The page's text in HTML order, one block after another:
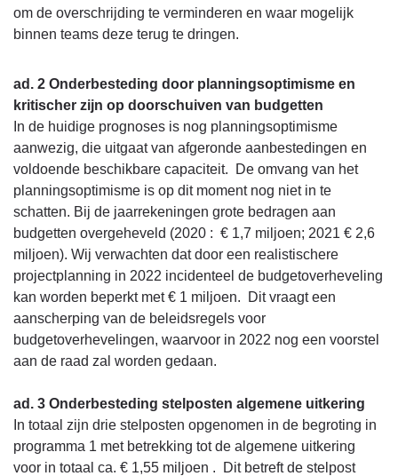
om de overschrijding te verminderen en waar mogelijk
binnen teams deze terug te dringen.
ad. 2 Onderbesteding door planningsoptimisme en
kritischer zijn op doorschuiven van budgetten
In de huidige prognoses is nog planningsoptimisme
aanwezig, die uitgaat van afgeronde aanbestedingen en
voldoende beschikbare capaciteit. De omvang van het
planningsoptimisme is op dit moment nog niet in te
schatten. Bij de jaarrekeningen grote bedragen aan
budgetten overgeheveld (2020 : € 1,7 miljoen; 2021 € 2,6
miljoen). Wij verwachten dat door een realistischere
projectplanning in 2022 incidenteel de budgetoverheveling
kan worden beperkt met € 1 miljoen. Dit vraagt een
aanscherping van de beleidsregels voor
budgetoverhevelingen, waarvoor in 2022 nog een voorstel
aan de raad zal worden gedaan.
ad. 3 Onderbesteding stelposten algemene uitkering
In totaal zijn drie stelposten opgenomen in de begroting in
programma 1 met betrekking tot de algemene uitkering
voor in totaal ca. € 1,55 miljoen . Dit betreft de stelpost